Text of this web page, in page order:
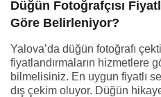
Düğün Fotoğrafçısı
Göre Belirleniyor?
Yalova’da düğün fotoğrafı
fiyatlandırmaların hizmetlere
bilmelisiniz. En uygun fiyatlı
dış çekim oluyor. Düğün